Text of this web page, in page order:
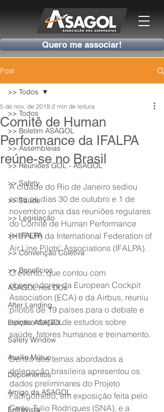
Quero me associar!
Post
>> Todos
>> Boletim ASAGOL
>> Assembleias
>> Reuniões GOL - ASAGOL
>> Safety
>> Saúde
>> Legislação
>> IFALPA
>> Convenção Coletiva
>> Benefícios
ASAGOL nos DOs
After Landing
Eleição ASAGOL
Safety Window
Auxílio Mútuo
Depoimentos
Amigo da ASAGOL
Entrevista
>> Todos
Comitê de Human
Performance da IFALPA
reúne-se no Brasil
5 de nov. de 2018 2 min de leitura
A cidade do Rio de Janeiro sediou
entre os dias 30 de outubro e 1 de
novembro uma das reuniões regulares
do Comitê de Human Performance
(HUPER) da International Federation of
Air Line Pilots' Associations (IFALPA).
O evento, que contou com
observadores da European Cockpit
Association (ECA) e da Airbus, reuniu
pilotos de 19 países para o debate e
apresentação de estudos sobre
saúde, fatores humanos e treinamento.
Dentro dos temas abordados a
delegação brasileira apresentou os
dados preliminares do Projeto
Fadigômetro, em exposição feita pelo
Cmte. Tulio Rodrigues (SNA), e a